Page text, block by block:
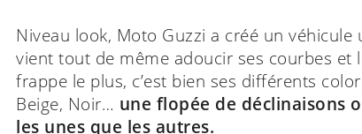
Niveau look, Moto Guzzi a créé un
vient tout de même adoucir ses courbes et
frappe le plus, c’est bien ses différents
Beige, Noir… une flopée de déclinaisons
les unes que les autres.